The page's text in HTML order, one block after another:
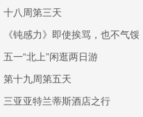
十八周第三天
《钝感力》即使挨骂，也不气馁
五一“北上”闲逛两日游
第十九周第五天
三亚亚特兰蒂斯酒店之行